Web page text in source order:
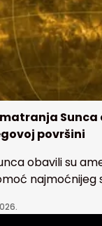
površini
obavili su